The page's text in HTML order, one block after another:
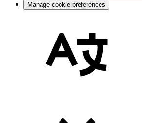
Manage cookie preferences